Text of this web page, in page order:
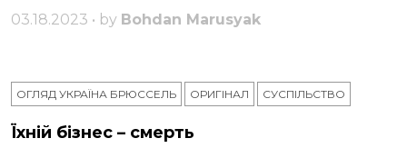
03.18.2023 • by Bohdan Marusyak
ОГЛЯД УКРАЇНА БРЮССЕЛЬ ОРИГІНАЛ СУСПІЛЬСТВО
Їхній бізнес – смерть